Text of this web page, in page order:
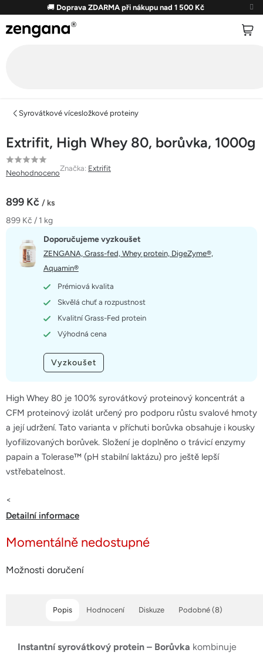
obsah
🚚 Doprava ZDARMA při nákupu nad 1 500 Kč
Syrovátkové vícesložkové proteiny
Extrifit, High Whey 80, borůvka, 1000g
Průměrné
hodnocení
je
0,0
hvězdiček.
Neohodnoceno
Značka: Extrifit
899 Kč / ks
Měrná
899 Kč / 1 kg
Momentálně nedostupné
Možnosti doručení
High Whey 80 je 100% syrovátkový proteinový koncentrát a
CFM proteinový izolát určený pro podporu růstu svalové hmoty
a její udržení. Tato varianta v příchuti borůvka obsahuje i kousky
lyofilizovaných borůvek. Složení je doplněno o trávicí enzymy
papain a Tolerase™ (pH stabilní laktázu) pro ještě lepší
vstřebatelnost.
<
Doporučujeme vyzkoušet
ZENGANA, Grass-fed, Whey protein, DigeZyme®,
Aquamin®
Prémiová kvalita
Skvělá chuť a rozpustnost
Kvalitní Grass-Fed protein
Výhodná cena
Vyzkoušet
Detailní informace
Popis Podobné (8)
Hodnocení Diskuze
Instantní syrovátkový protein – Borůvka kombinuje